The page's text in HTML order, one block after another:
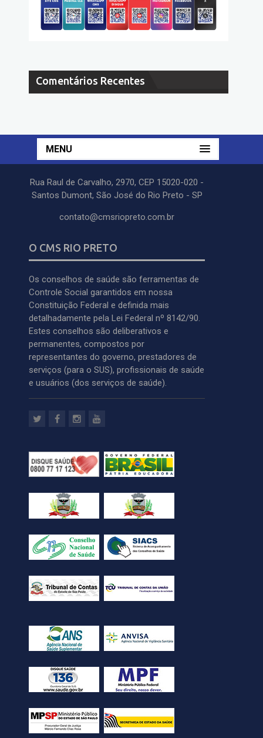
Comentários Recentes
MENU
Rua Raul de Carvalho, 2970, CEP 15020-020 -
Santos Dumont, São José do Rio Preto - SP
contato@cmsriopreto.com.br
O CMS RIO PRETO
Os conselhos de saúde são ferramentas de
Controle Social garantidos em nossa
Constituição Federal e definida mais
detalhadamente pela Lei Federal nº 8142/90.
Estes conselhos são deliberativos e
permanentes, compostos por
representantes do governo, prestadores de
serviços (para o SUS), profissionais de saúde
e usuários (dos serviços de saúde).